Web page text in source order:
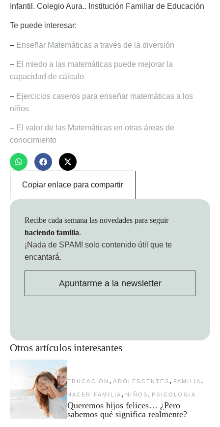
Infantil. Colegio Aura.. Institución Familiar de Educación
Te puede interesar:
– Enseñar Matemáticas a través de la diversión
– El miedo a las matemáticas puede mejorar la
capacidad de cálculo
– Ejercicios caseros para enseñar matemáticas a los
niños
– El valor de las Matemáticas en otras áreas de
conocimiento
Copiar enlace para compartir
Otros artículos interesantes
EDUCACION , ADOLESCENTES , FAMILIA ,
HACER FAMILIA , NIÑOS , PSICOLOGIA
Queremos hijos felices… ¿Pero
sabemos qué significa realmente?
Recibe cada semana las novedades para seguir
haciendo familia.
¡Nada de SPAM! solo contenido útil que te
encantará.
Apuntarme a la newsletter